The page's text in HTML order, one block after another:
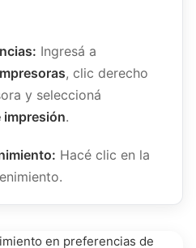
Ingresá a
, clic derecho
y seleccioná
impresión.
Hacé clic en la